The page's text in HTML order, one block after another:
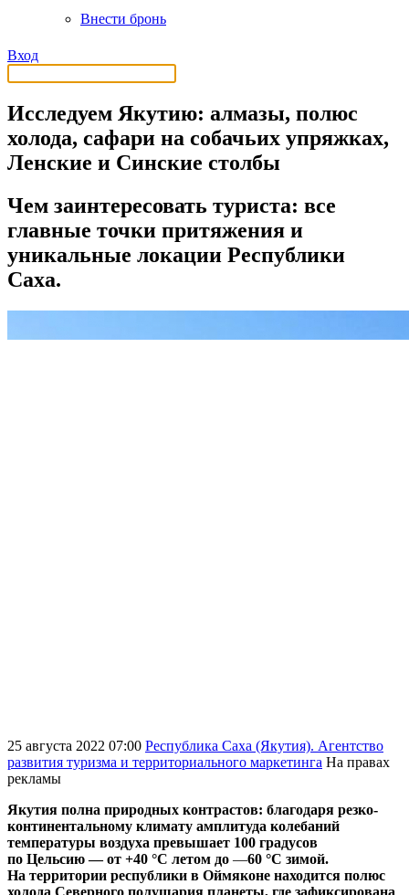
Внести бронь
Вход
Исследуем Якутию: алмазы, полюс
холода, сафари на собачьих упряжках,
Ленские и Синские столбы
Чем заинтересовать туриста: все
главные точки притяжения и
уникальные локации Республики
Саха.
25 августа 2022 07:00 Республика Саха (Якутия). Агентство
развития туризма и территориального маркетинга На правах
рекламы
Якутия полна природных контрастов: благодаря резко-
континентальному климату амплитуда колебаний
температуры воздуха превышает 100 градусов
по Цельсию —от +40 °C летом до —60 °C зимой.
На территории республики в Оймяконе находится полюс
холода Северного полушария планеты, где зафиксирована